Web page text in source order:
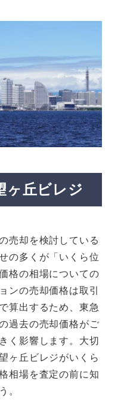
ヶ丘ビレジ
売却を検討している
の多くが「いくら位
格の相場についての
ンの売却価格は取引
算出するため、東急
過去の売却価格がご
く影響します。大切
ヶ丘ビレジがいくら
相場を査定の前に知
。